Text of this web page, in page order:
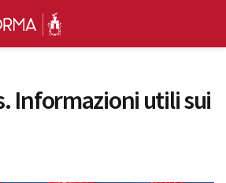
Informazioni utili sui